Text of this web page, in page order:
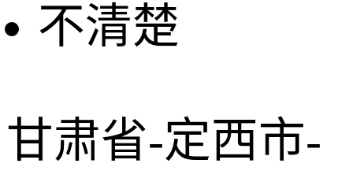
不清楚
甘肃省-定西市-